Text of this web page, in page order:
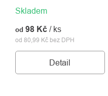
Skladem
od 80,99 Kč bez DPH
od 98 Kč / ks
Detail